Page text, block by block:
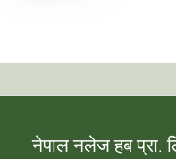
नेपाल नलेज हब प्रा.